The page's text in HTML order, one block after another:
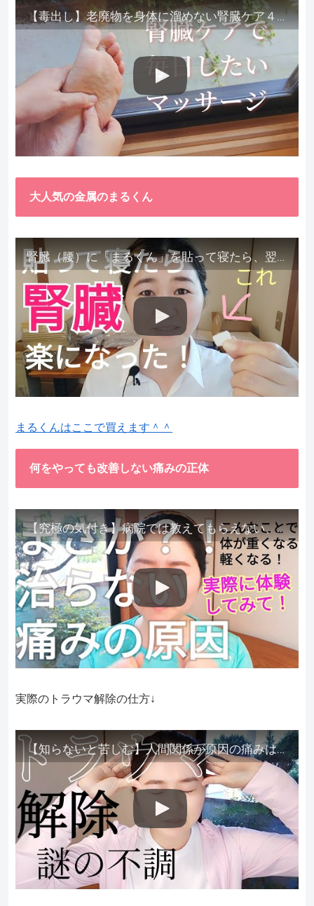
【毒出し】老廃物を身体に溜めない腎臓ケア４種をご紹介します。
大人気の金属のまるくん
腎臓（腰）に「まるくん」を貼って寝たら、翌朝めちゃ楽でびっくりしました。腎臓叩いても痛くない！【お客様の声を試してみた】
まるくんはここで買えます＾＾
何をやっても改善しない痛みの正体
【究極の気付き】病院では教えてもらえない、その長年悩んできた痛み、症状、どうして治らないのか？痛みの正体、実際に今すぐ試して知ってほしい。
実際のトラウマ解除の仕方↓
【知らないと苦しむ】人間関係が原因の痛みはトラウマ解除が必須。病院に行っても原因不明で治らない不調はこれをしてからケアしてみてください。